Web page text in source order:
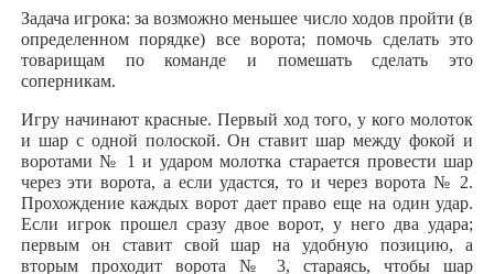
Задача игрока: за возможно меньшее число ходов пройти (в
определенном порядке) все ворота; помочь сделать это
товарищам по команде и помешать сделать это
соперникам.
Игру начинают красные. Первый ход того, у кого молоток
и шар с одной полоской. Он ставит шар между фокой и
воротами № 1 и ударом молотка старается провести шар
через эти ворота, а если удастся, то и через ворота № 2.
Прохождение каждых ворот дает право еще на один удар.
Если игрок прошел сразу двое ворот, у него два удара;
первым он ставит свой шар на удобную позицию, а
вторым проходит ворота № 3, стараясь, чтобы шар